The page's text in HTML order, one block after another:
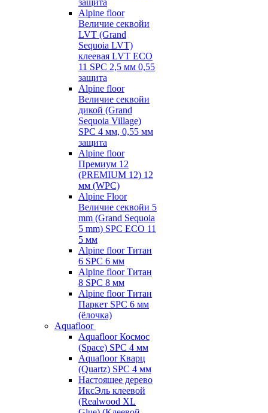
защита
Alpine floor
Величие секвойи
LVT (Grand
Sequoia LVT)
клеевая LVT ECO
11 SPC 2,5 мм 0,55
защита
Alpine floor
Величие секвойи
дикой (Grand
Sequoia Village)
SPC 4 мм, 0,55 мм
защита
Alpine floor
Премиум 12
(PREMIUM 12) 12
мм (WPC)
Alpine Floor
Величие секвойи 5
mm (Grand Sequoia
5 mm) SPC ECO 11
5 мм
Alpine floor Титан
6 SPC 6 мм
Alpine floor Титан
8 SPC 8 мм
Alpine floor Титан
Паркет SPC 6 мм
(ёлочка)
Aquafloor
Aquafloor Космос
(Space) SPC 4 мм
Aquafloor Кварц
(Quartz) SPC 4 мм
Настоящее дерево
ИксЭль клеевой
(Realwood XL